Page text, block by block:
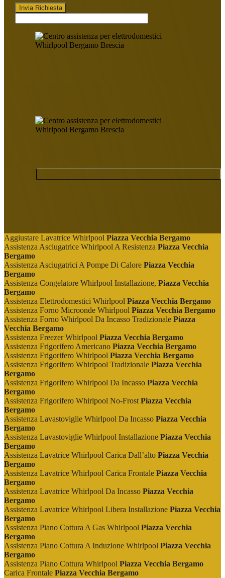
Aggiustare Lavatrice Whirlpool Piazza Vecchia Bergamo
Assistenza Asciugatrice Whirlpool A Resistenza Piazza Vecchia
Bergamo
Assistenza Asciugatrici A Pompe Di Calore Piazza Vecchia
Bergamo
Assistenza Congelatore Whirlpool Installazione, Piazza Vecchia
Bergamo
Assistenza Elettrodomestici Whirlpool Piazza Vecchia Bergamo
Assistenza Forno Microonde Whirlpool Piazza Vecchia Bergamo
Assistenza Forno Whirlpool Da Incasso Tradizionale Piazza
Vecchia Bergamo
Assistenza Freezer Whirlpool Piazza Vecchia Bergamo
Assistenza Frigorifero Americano Piazza Vecchia Bergamo
Assistenza Frigorifero Whirlpool Piazza Vecchia Bergamo
Assistenza Frigorifero Whirlpool Tradizionale Piazza Vecchia
Bergamo
Assistenza Frigorifero Whirlpool Da Incasso Piazza Vecchia
Bergamo
Assistenza Frigorifero Whirlpool No-Frost Piazza Vecchia
Bergamo
Assistenza Lavastoviglie Whirlpool Da Incasso Piazza Vecchia
Bergamo
Assistenza Lavastoviglie Whirlpool Installazione Piazza Vecchia
Bergamo
Assistenza Lavatrice Whirlpool Carica Dall’alto Piazza Vecchia
Bergamo
Assistenza Lavatrice Whirlpool Carica Frontale Piazza Vecchia
Bergamo
Assistenza Lavatrice Whirlpool Da Incasso Piazza Vecchia
Bergamo
Assistenza Lavatrice Whirlpool Libera Installazione Piazza Vecchia
Bergamo
Assistenza Piano Cottura A Gas Whirlpool Piazza Vecchia
Bergamo
Assistenza Piano Cottura A Induzione Whirlpool Piazza Vecchia
Bergamo
Assistenza Piano Cottura Whirlpool Piazza Vecchia Bergamo
Carica Frontale Piazza Vecchia Bergamo